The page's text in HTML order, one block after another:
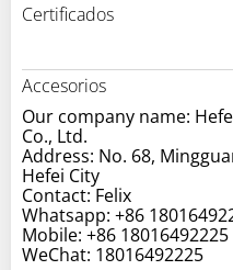
Certificados
Accesorios
Our company name:
Co., Ltd.
Address: No. 68,
Hefei City
Contact: Felix
Whatsapp: +86
Mobile: +86 18016492225
WeChat: 18016492225